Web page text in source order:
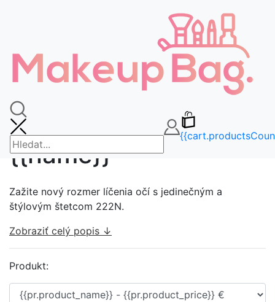
🚚DOPRAVA ZDARMA OD 65€🚚
Kontakt
Instagram
{{cart.currency.iso_code}}
{{name}}
Zažite nový rozmer líčenia očí s jedinečným a
štýlovým štetcom 222N.
Zobraziť celý popis ↓
Produkt: